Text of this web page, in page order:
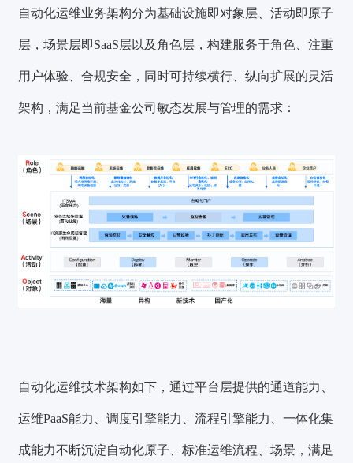
自动化运维业务架构分为基础设施即对象层、活动即原子
层，场景层即SaaS层以及角色层，构建服务于角色、注重
用户体验、合规安全，同时可持续横行、纵向扩展的灵活
架构，满足当前基金公司敏态发展与管理的需求：
自动化运维技术架构如下，通过平台层提供的通道能力、
运维PaaS能力、调度引擎能力、流程引擎能力、一体化集
成能力不断沉淀自动化原子、标准运维流程、场景，满足